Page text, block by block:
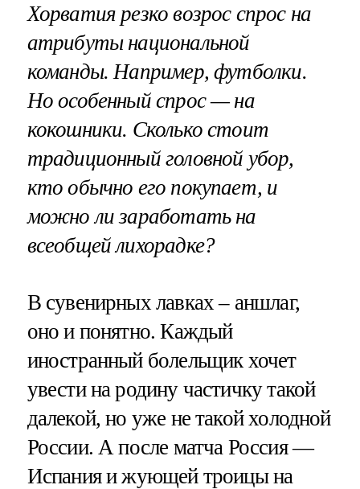
Хорватия резко возрос спрос на
атрибуты национальной
команды. Например, футболки.
Но особенный спрос — на
кокошники. Сколько стоит
традиционный головной убор,
кто обычно его покупает, и
можно ли заработать на
всеобщей лихорадке?
В сувенирных лавках – аншлаг,
оно и понятно. Каждый
иностранный болельщик хочет
увести на родину частичку такой
далекой, но уже не такой холодной
России. А после матча Россия —
Испания и жующей троицы на